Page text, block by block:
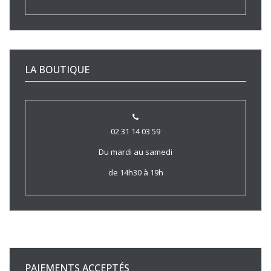
LA BOUTIQUE
02 31 14 03 59
Du mardi au samedi
de 14h30 à 19h
PAIEMENTS ACCEPTÉS